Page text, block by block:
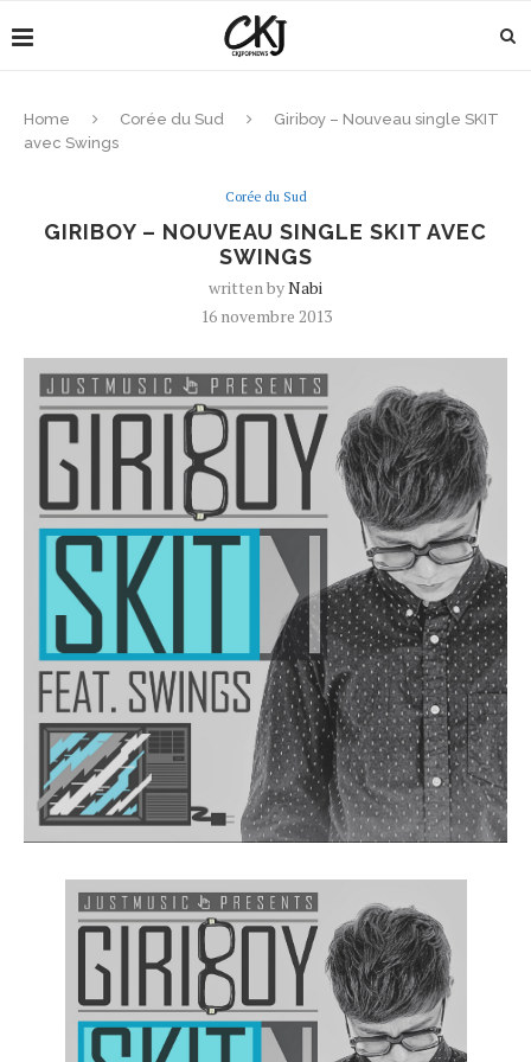
Home Corée du Sud
Giriboy – Nouveau single SKIT
avec Swings
Corée du Sud
GIRIBOY – NOUVEAU SINGLE SKIT AVEC
SWINGS
written byNabi
16 novembre 2013